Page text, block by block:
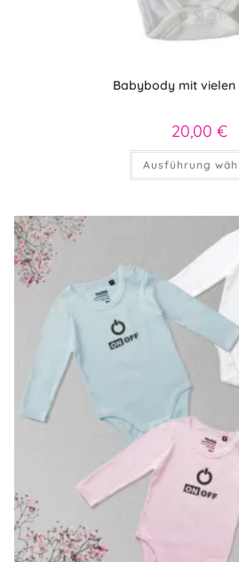
Babybody mit vielen
20,00 €
Ausführung